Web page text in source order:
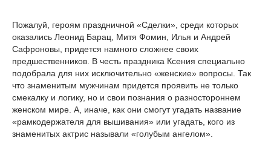
Пожалуй, героям праздничной «Сделки», среди которых
оказались Леонид Барац, Митя Фомин, Илья и Андрей
Сафроновы, придется намного сложнее своих
предшественников. В честь праздника Ксения специально
подобрала для них исключительно «женские» вопросы. Так
что знаменитым мужчинам придется проявить не только
смекалку и логику, но и свои познания о разностороннем
женском мире. А, иначе, как они смогут угадать название
«рамкодержателя для вышивания» или угадать, кого из
знаменитых актрис называли «голубым ангелом».